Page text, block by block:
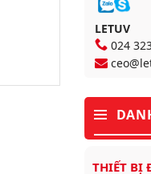
LETUV
024
THIẾT BỊ